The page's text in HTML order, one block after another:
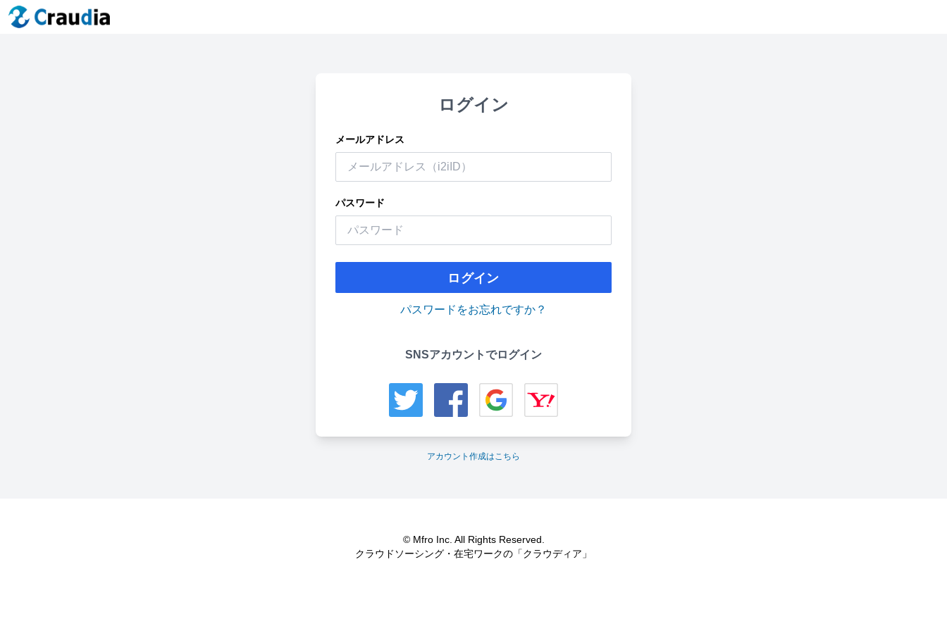
ログイン
メールアドレス
パスワード
ログイン
パスワードをお忘れですか？
SNSアカウントでログイン
アカウント作成はこちら
© Mfro Inc. All Rights Reserved.
クラウドソーシング・在宅ワークの「クラウディア」